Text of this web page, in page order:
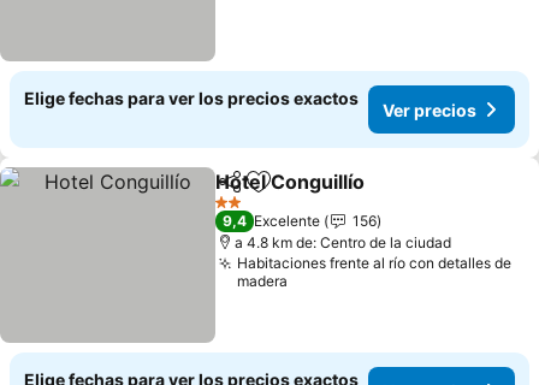
Elige fechas para ver los precios exactos
Ver precios
CompartirAgregar a favoritos
Hotel Conguillío
2 Estrellas
9,4 Excelente
156
a 4.8 km de: Centro de la ciudad
Habitaciones frente al río con detalles de
madera
Elige fechas para ver los precios exactos